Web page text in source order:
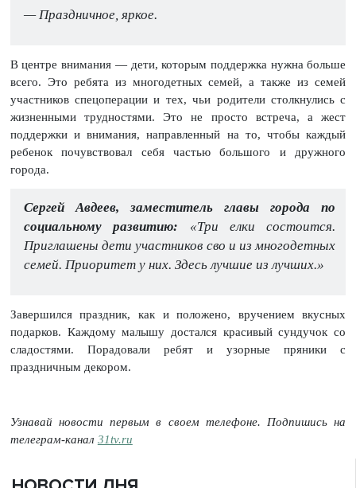
— Праздничное, яркое.
В центре внимания — дети, которым поддержка нужна больше
всего. Это ребята из многодетных семей, а также из семей
участников спецоперации и тех, чьи родители столкнулись с
жизненными трудностями. Это не просто встреча, а жест
поддержки и внимания, направленный на то, чтобы каждый
ребенок почувствовал себя частью большого и дружного
города.
Сергей Авдеев, заместитель главы города по
социальному развитию: «Три елки состоится.
Приглашены дети участников сво и из многодетных
семей. Приоритет у них. Здесь лучшие из лучших.»
Завершился праздник, как и положено, вручением вкусных
подарков. Каждому малышу достался красивый сундучок со
сладостями. Порадовали ребят и узорные пряники с
праздничным декором.
Узнавай новости первым в своем телефоне. Подпишись на
телеграм-канал 31tv.ru